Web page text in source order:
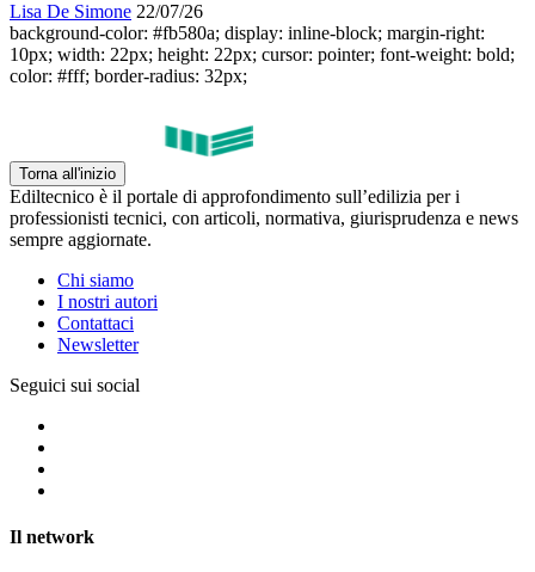
Lisa De Simone 22/07/26
background-color: #fb580a; display: inline-block; margin-right:
10px; width: 22px; height: 22px; cursor: pointer; font-weight: bold;
color: #fff; border-radius: 32px;
Torna all'inizio
Ediltecnico è il portale di approfondimento sull’edilizia per i
professionisti tecnici, con articoli, normativa, giurisprudenza e news
sempre aggiornate.
Chi siamo
I nostri autori
Contattaci
Newsletter
Seguici sui social
Il network